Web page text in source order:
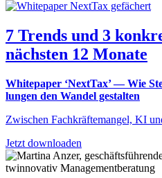
7 Trends und 3
nächsten 12 Monate
White­pa­per ‘Next­Tax’ — Wie
lun­gen den Wan­del gestal­ten
Zwi­schen Fach­kräf­te­man­gel, KI
Jetzt down­loa­den